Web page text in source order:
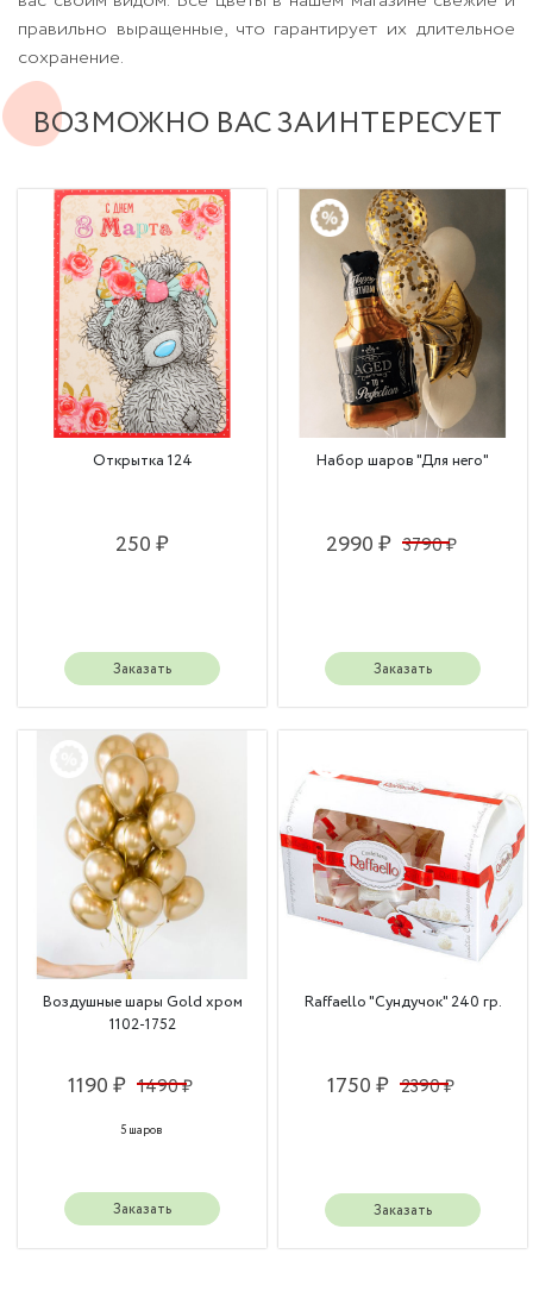
правильно выращенные, что гарантирует их длительное
сохранение.
ВОЗМОЖНО ВАС ЗАИНТЕРЕСУЕТ
Открытка 124
250 ₽
Заказать
Набор шаров "Для него"
2990 ₽ 3790 ₽
Заказать
Воздушные шары Gold хром
1102-1752
1190 ₽ 1490 ₽
5 шаров
Заказать
Raffaello "Сундучок" 240 гр.
1750 ₽ 2390 ₽
Заказать